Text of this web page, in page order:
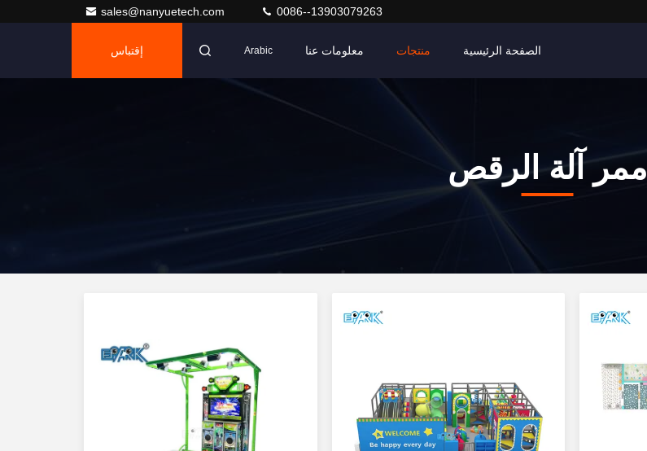
sales@nanyuetech.com 0086--13903079263
الصفحة الرئيسية منتجات معلومات عنا Arabic إقتباس
ممر آلة الرقص